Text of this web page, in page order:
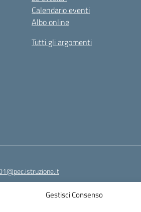
Gestisci Consenso
Calendario eventi
Albo online
Tutti gli argomenti